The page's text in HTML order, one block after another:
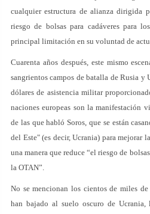
cualquier estructura de alianza dirigida
riesgo de bolsas para cadáveres para
principal limitación en su voluntad de
Cuarenta años después, este mismo
sangrientos campos de batalla de Rusia y
dólares de asistencia militar
naciones europeas son la manifestación
de las que habló Soros, que se están
del Este" (es decir, Ucrania) para mejorar
una manera que reduce “el riesgo de
la OTAN”.
No se mencionan los cientos de miles de
han bajado al suelo oscuro de